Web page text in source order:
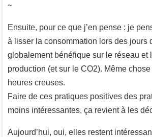
~
Ensuite, pour ce que j’en pense : je
à lisser la consommation lors des jours
globalement bénéfique sur le réseau et
production (et sur le CO2). Même chose
heures creuses.
Faire de ces pratiques positives des
moins intéressantes, ça revient à les
Aujourd’hui, oui, elles restent